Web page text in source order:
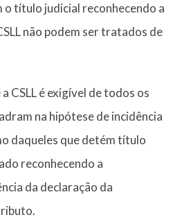
título judicial reconhecendo a
não podem ser tratados de
CSLL é exigível de todos os
na hipótese de incidência
daqueles que detém título
reconhecendo a
da declaração da